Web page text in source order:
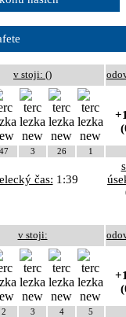
v stoji: ()
47 3 26 1
čas: 1:39
v stoji:
2 3 4 5